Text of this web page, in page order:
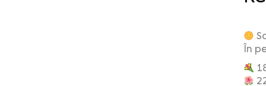
În